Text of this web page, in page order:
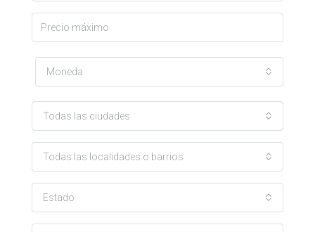
Moneda
Todas las ciudades
Todas las localidades o barrios
Estado